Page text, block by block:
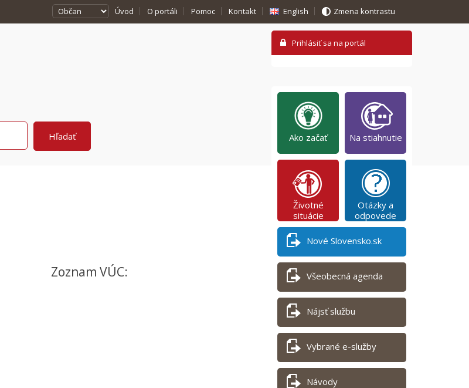
Úvod O portáli Pomoc Kontakt English Zmena kontrastu
Zoznam VÚC:
Ako začať Na stiahnutie
Životné
situácie
Otázky a
odpovede
Nové Slovensko.sk
Všeobecná agenda
Nájsť službu
Vybrané e-služby
Návody